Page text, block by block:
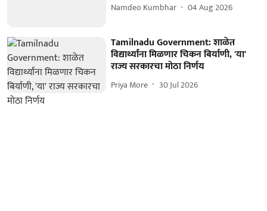
Namdeo Kumbhar 04 Aug 2026
Tamilnadu Government: शाळेत
विद्यार्थ्यांना मिळणार चिकन बिर्याणी, 'या'
राज्य सरकारचा मोठा निर्णय
Priya More 30 Jul 2026